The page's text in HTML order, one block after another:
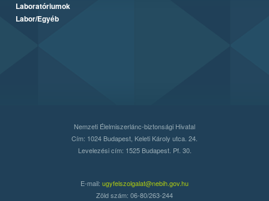
Laboratóriumok
Labor/Egyéb
Nemzeti Élelmiszerlánc-biztonsági Hivatal
Cím: 1024 Budapest, Keleti Károly utca. 24.
Levelezési cím: 1525 Budapest. Pf. 30.
E-mail: ugyfelszolgalat@nebih.gov.hu
Zöld szám: 06-80/263-244